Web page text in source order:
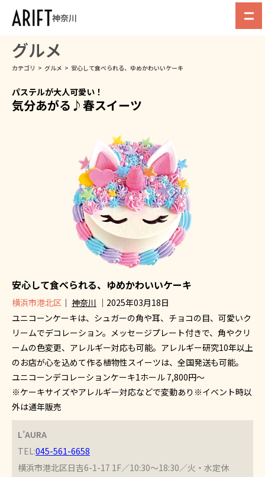
神奈川
グルメ
カテゴリ > グルメ > 安心して食べられる、ゆめかわいいケーキ
パステルが大人可愛い！
気分あがる♪春スイーツ
安心して食べられる、ゆめかわいいケーキ
横浜市港北区 ｜ 神奈川 ｜2025年03月18日
ユニコーンケーキは、シュガーの角や耳、チョコの目、可愛いク
リームでデコレーション。メッセージプレート付きで、角やクリ
ームの色変更、アレルギー対応も可能。アレルギー研究10年以上
のお店が心を込めて作る植物性スイーツは、全国発送も可能。
ユニコーンデコレーションケーキ1ホール 7,800円～
※ケーキサイズやアレルギー対応などで変動あり※イベント時以
外は通年販売
L’AURA
TEL:045-561-6658
横浜市港北区日吉6-1-17 1F／10:30～18:30／火・水定休